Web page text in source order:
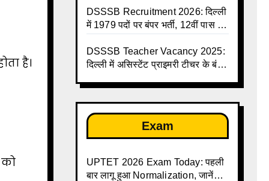
है।
को
जरूरी निर्देश
DSSSB Recruitment 2026: दिल्ली
में 1979 पदों पर बंपर भर्ती, 12वीं पास के
तक
DSSSB Teacher Vacancy 2025:
दिल्ली में असिस्टेंट प्राइमरी टीचर के बंपर
Exam
UPTET 2026 Exam Today: पहली
बार लागू हुआ Normalization, जानें